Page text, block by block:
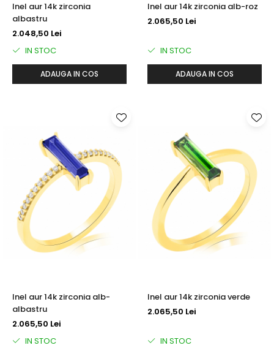
Inel aur 14k zirconia
albastru
2.048,50 Lei
IN STOC
ADAUGA IN COS
Inel aur 14k zirconia alb-roz
2.065,50 Lei
IN STOC
ADAUGA IN COS
Inel aur 14k zirconia alb-
albastru
2.065,50 Lei
IN STOC
Inel aur 14k zirconia verde
2.065,50 Lei
IN STOC